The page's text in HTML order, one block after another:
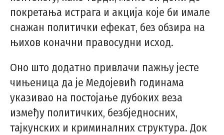
покретања истрага и акција које би имале
снажан политички ефекат, без обзира на
њихов коначни правосудни исход.
Оно што додатно привлачи пажњу јесте
чињеница да је Медојевић годинама
указивао на постојање дубоких веза
између политичких, безбједносних,
тајкунских и криминалних структура. Док